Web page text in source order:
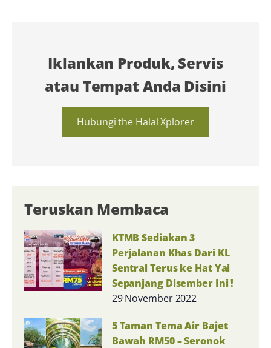
Teruskan Membaca
KTMB Sediakan 3
Perjalanan Khas Dari KL
Sentral Terus ke Hat Yai
Sepanjang Disember Ini !
29 November 2022
5 Taman Tema Air Bajet
Bawah RM50 – Seronok
Iklankan Produk, Servis
atau Tempat Anda Disini
Hubungi the Halal Xplorer